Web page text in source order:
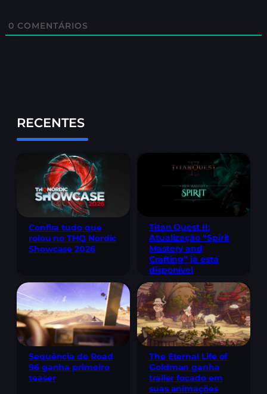
0 COMENTÁRIOS
RECENTES
Confira tudo que
rolou no THQ Nordic
Showcase 2026
Titan Quest II:
Atualização “Spirit
Mastery and
Crafting” já está
disponível
Sequência de Road
96 ganha primeiro
teaser
The Eternal Life of
Goldman ganha
trailer focado em
suas animações